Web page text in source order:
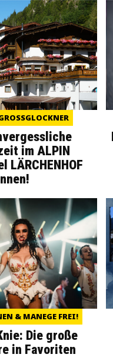
im ALPIN
LÄRCHENHOF
& MANEGE FREI!
Die große
in Favoriten